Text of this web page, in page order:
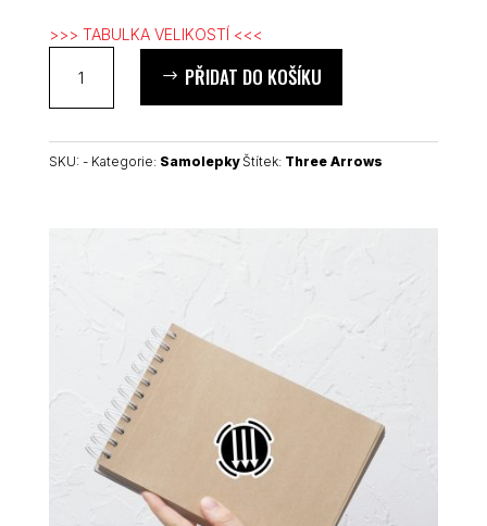
>>> TABULKA VELIKOSTÍ <<<
Arrows
kiss
samolepky
PŘIDAT DO KOŠÍKU
SKU: - Kategorie: Samolepky Štítek: Three Arrows